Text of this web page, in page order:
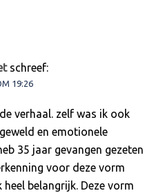
schreef:
19:26
verhaal. zelf was ik ook
en emotionele
35 jaar gevangen gezeten
voor deze vorm
belangrijk. Deze vorm